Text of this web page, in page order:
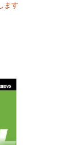
ます